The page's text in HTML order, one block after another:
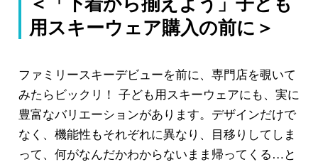
用スキーウェア購入の前に＞
ファミリースキーデビューを前に、専門店を覗いて
みたらビックリ！ 子ども用スキーウェアにも、実に
豊富なバリエーションがあります。デザインだけで
なく、機能性もそれぞれに異なり、目移りしてしま
って、何がなんだかわからないまま帰ってくる…と